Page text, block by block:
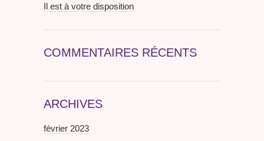
Il est à votre disposition
COMMENTAIRES RÉCENTS
ARCHIVES
février 2023